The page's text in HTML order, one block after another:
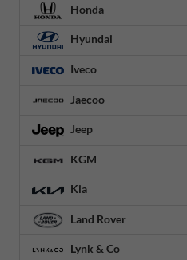
Honda
Hyundai
Iveco
Jaecoo
Jeep
KGM
Kia
Land Rover
Lynk & Co